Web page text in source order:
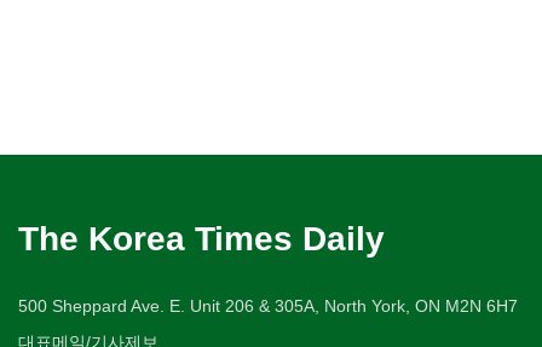
The Korea Times Daily
500 Sheppard Ave. E. Unit 206 & 305A, North York, ON M2N 6H7
대표메일/기사제보